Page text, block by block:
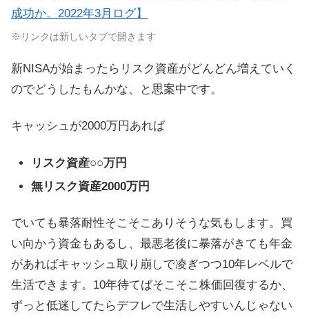
成功か。2022年3月ログ】
※リンクは新しいタブで開きます
新NISAが始まったらリスク資産がどんどん増えていく
のでどうしたもんかな、と思案中です。
キャッシュが2000万円あれば
リスク資産○○万円
無リスク資産2000万円
でいても暴落耐性そこそこありそうな気もします。買
い向かう資金もあるし、最悪老後に暴落がきても年金
があればキャッシュ取り崩しで凌ぎつつ10年レベルで
生活できます。10年待てばそこそこ株価回復するか、
ずっと低迷してたらデフレで生活しやすいんじゃない